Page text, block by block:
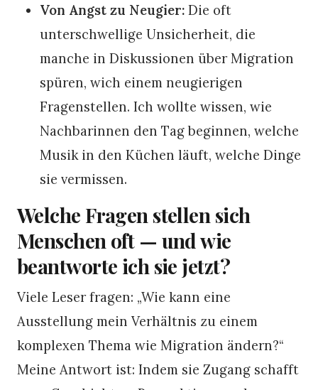
Von Angst zu Neugier: Die oft
unterschwellige Unsicherheit, die
manche in Diskussionen über Migration
spüren, wich einem neugierigen
Fragenstellen. Ich wollte wissen, wie
Nachbarinnen den Tag beginnen, welche
Musik in den Küchen läuft, welche Dinge
sie vermissen.
Welche Fragen stellen sich
Menschen oft — und wie
beantworte ich sie jetzt?
Viele Leser fragen: „Wie kann eine
Ausstellung mein Verhältnis zu einem
komplexen Thema wie Migration ändern?“
Meine Antwort ist: Indem sie Zugang schafft